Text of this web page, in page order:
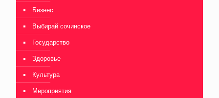
Бизнес
Выбирай сочинское
Государство
Здоровье
Культура
Мероприятия